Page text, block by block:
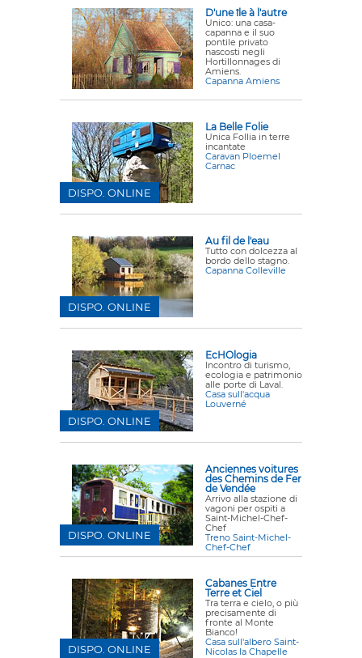
D'une île à l'autre
Unico: una casa-
capanna e il suo
pontile privato
nascosti negli
Hortillonnages di
Amiens.
Capanna Amiens
La Belle Folie
Unica Follia in terre
incantate
Caravan Ploemel
Carnac
DISPO. ONLINE
Au fil de l'eau
Tutto con dolcezza al
bordo dello stagno.
Capanna Colleville
DISPO. ONLINE
EcHOlogia
Incontro di turismo,
ecologia e patrimonio
alle porte di Laval.
Casa sull'acqua
Louverné
DISPO. ONLINE
Anciennes voitures
des Chemins de Fer
de Vendée
Arrivo alla stazione di
vagoni per ospiti a
Saint-Michel-Chef-
Chef
Treno Saint-Michel-
Chef-Chef
DISPO. ONLINE
Cabanes Entre
Terre et Ciel
Tra terra e cielo, o più
precisamente di
fronte al Monte
Bianco!
Casa sull'albero Saint-
Nicolas la Chapelle
DISPO. ONLINE